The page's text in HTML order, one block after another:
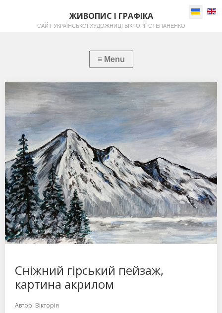
ЖИВОПИС І ГРАФІКА
САЙТ УКРАЇНСЬКОЇ ХУДОЖНИЦІ ВІКТОРІЇ СТЕПАНЕНКО
Сніжний гірський пейзаж,
картина акрилом
Автор: Вікторія